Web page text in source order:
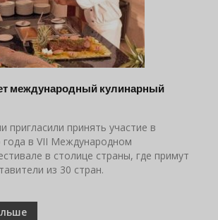
международный кулинарный
пригласили принять участие в
года в VII Международном
в столице страны, где примут
из 30 стран.